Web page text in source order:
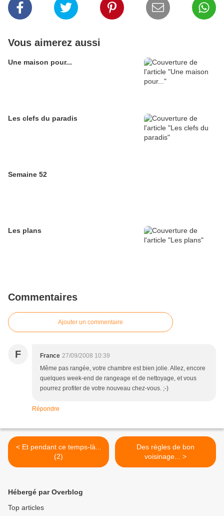
Vous aimerez aussi
Une maison pour...
Les clefs du paradis
Semaine 52
Les plans
Commentaires
Ajouter un commentaire
F France 27/09/2008 10:39
Même pas rangée, votre chambre est bien jolie. Allez, encore
quelques week-end de rangeage et de nettoyage, et vous
pourrez profiter de votre nouveau chez-vous. ;-)
Répondre
< Et pendant ce temps-là...
(2)
Des règles de bon
voisinage... >
Hébergé par Overblog
Top articles